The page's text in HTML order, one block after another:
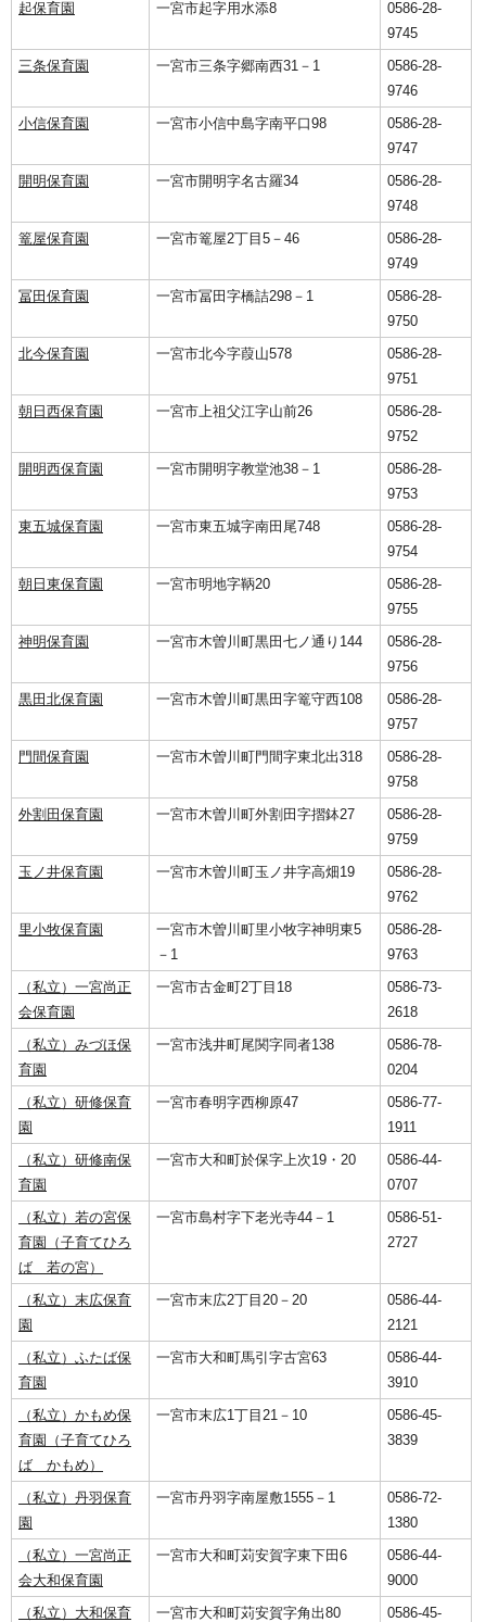
起保育園 一宮市起字用水添8
0586-28-
9745
三条保育園
一宮市三条字郷南西31－1
0586-28-
9746
小信保育園
一宮市小信中島字南平口98
0586-28-
9747
開明保育園
一宮市開明字名古羅34
0586-28-
9748
篭屋保育園
一宮市篭屋2丁目5－46
0586-28-
9749
冨田保育園
一宮市冨田字橋詰298－1
0586-28-
9750
北今保育園
一宮市北今字葭山578
0586-28-
9751
朝日西保育園
一宮市上祖父江字山前26
0586-28-
9752
開明西保育園
一宮市開明字教堂池38－1
0586-28-
9753
東五城保育園
一宮市東五城字南田尾748
0586-28-
9754
朝日東保育園
一宮市明地字鞆20
0586-28-
9755
神明保育園
一宮市木曽川町黒田七ノ通り144
0586-28-
9756
黒田北保育園
一宮市木曽川町黒田字篭守西108
0586-28-
9757
門間保育園
一宮市木曽川町門間字東北出318
0586-28-
9758
外割田保育園
一宮市木曽川町外割田字摺鉢27
0586-28-
9759
玉ノ井保育園
一宮市木曽川町玉ノ井字高畑19
0586-28-
9762
里小牧保育園
一宮市木曽川町里小牧字神明東5
－1
0586-28-
9763
（私立）一宮尚正
会保育園
一宮市古金町2丁目18
0586-73-
2618
（私立）みづほ保
育園
一宮市浅井町尾関字同者138
0586-78-
0204
（私立）研修保育
園
一宮市春明字西柳原47
0586-77-
1911
（私立）研修南保
育園
一宮市大和町於保字上次19・20
0586-44-
0707
（私立）若の宮保
育園（子育てひろ
ば 若の宮）
一宮市島村字下老光寺44－1
0586-51-
2727
（私立）末広保育
園
一宮市末広2丁目20－20
0586-44-
2121
（私立）ふたば保
育園
一宮市大和町馬引字古宮63
0586-44-
3910
（私立）かもめ保
育園（子育てひろ
ば かもめ）
一宮市末広1丁目21－10
0586-45-
3839
（私立）丹羽保育
園
一宮市丹羽字南屋敷1555－1
0586-72-
1380
（私立）一宮尚正
会大和保育園
一宮市大和町苅安賀字東下田6
0586-44-
9000
（私立）大和保育
一宮市大和町苅安賀字角出80
0586-45-